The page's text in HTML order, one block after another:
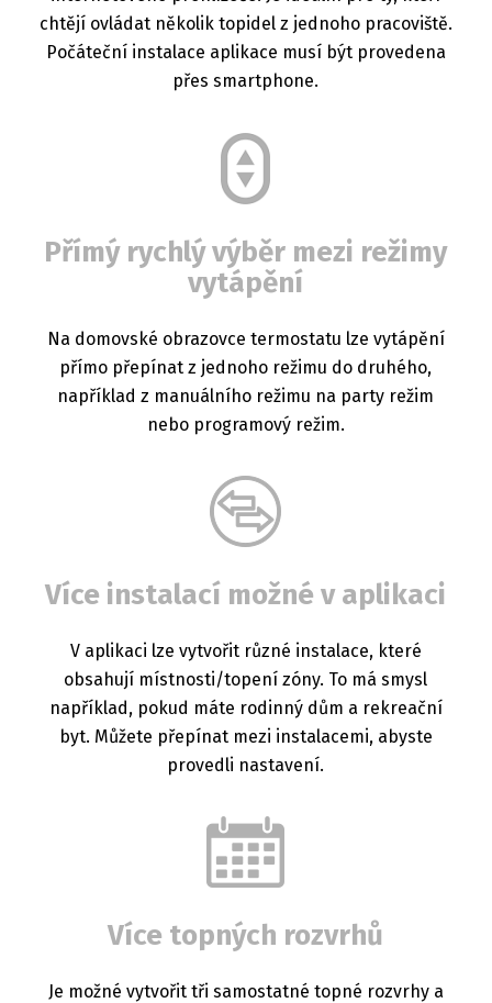
chtějí ovládat několik topidel z jednoho pracoviště.
Počáteční instalace aplikace musí být provedena
přes smartphone.
Přímý rychlý výběr mezi režimy
vytápění
Na domovské obrazovce termostatu lze vytápění
přímo přepínat z jednoho režimu do druhého,
například z manuálního režimu na party režim
nebo programový režim.
Více instalací možné v aplikaci
V aplikaci lze vytvořit různé instalace, které
obsahují místnosti/topení zóny. To má smysl
například, pokud máte rodinný dům a rekreační
byt. Můžete přepínat mezi instalacemi, abyste
provedli nastavení.
Více topných rozvrhů
Je možné vytvořit tři samostatné topné rozvrhy a